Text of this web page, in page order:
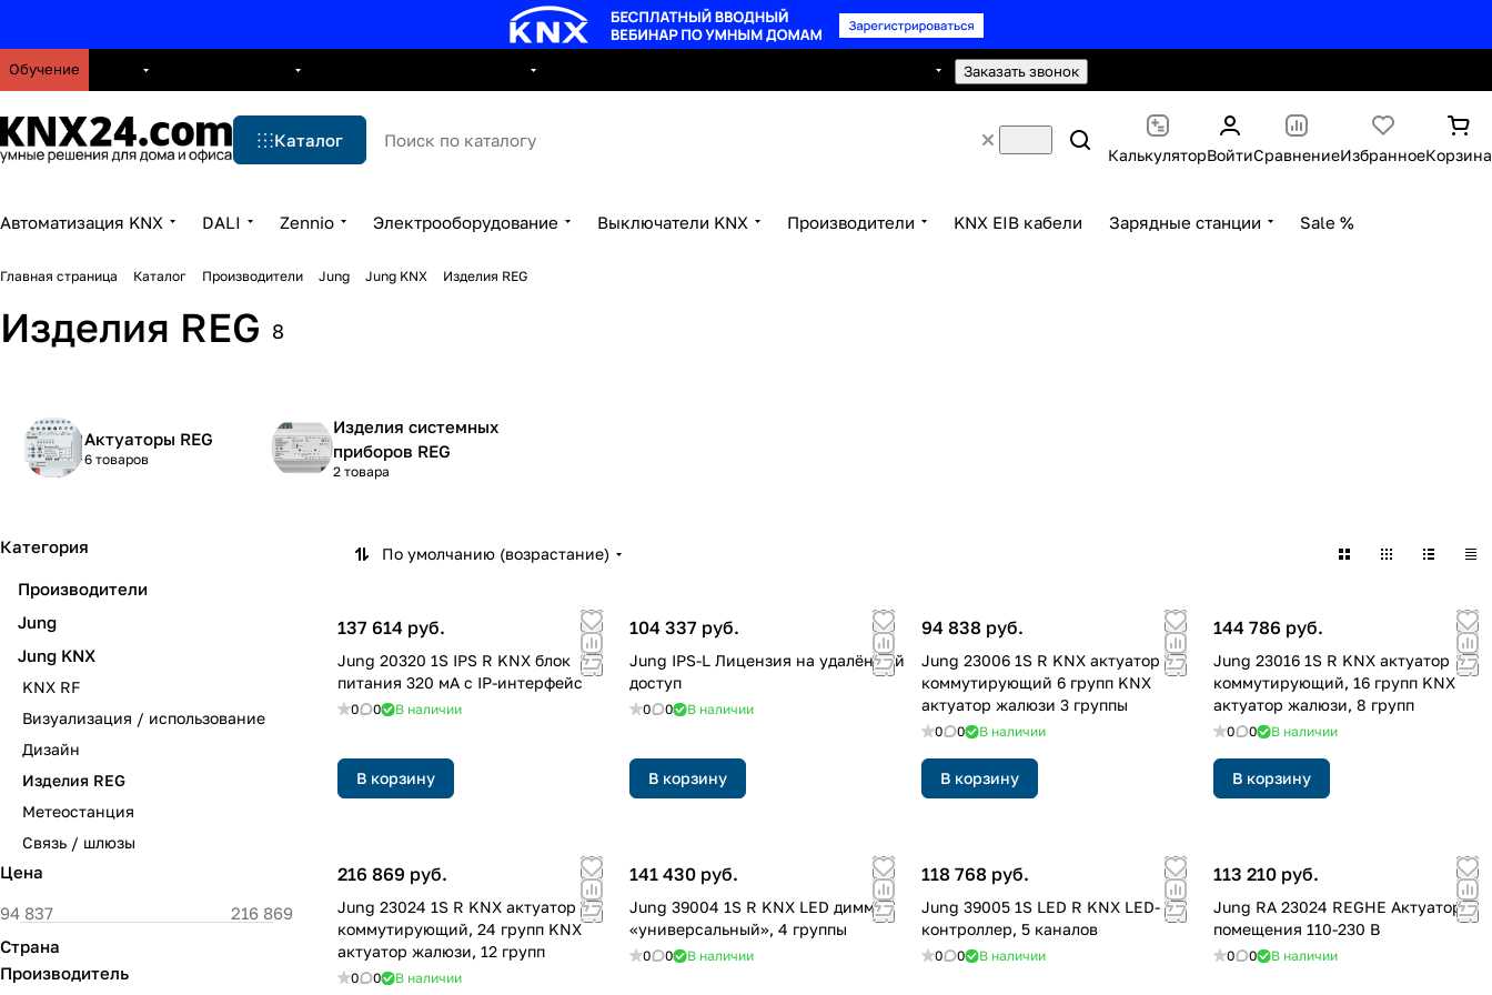
Обучение Заказать звонок
Каталог
КалькуляторВойтиСравнениеИзбранноеКорзина
Автоматизация KNX DALI Zennio Электрооборудование Выключатели KNX Производители KNX EIB кабели Зарядные станции Sale %
Главная страница Каталог Производители Jung Jung KNX Изделия REG
Изделия REG 8
Актуаторы REG
6 товаров
Изделия системных
приборов REG
2 товара
По умолчанию (возрастание)
137 614 руб.
Jung 20320 1S IPS R KNX блок
питания 320 мA с IP-интерфейс
0 0 В наличии
В корзину
104 337 руб.
Jung IPS-L Лицензия на удалённый
доступ
0 0 В наличии
В корзину
94 838 руб.
Jung 23006 1S R KNX актуатор
коммутирующий 6 групп KNX
актуатор жалюзи 3 группы
0 0 В наличии
В корзину
144 786 руб.
Jung 23016 1S R KNX актуатор
коммутирующий, 16 групп KNX
актуатор жалюзи, 8 групп
0 0 В наличии
В корзину
216 869 руб.
Jung 23024 1S R KNX актуатор
коммутирующий, 24 групп KNX
актуатор жалюзи, 12 групп
0 0 В наличии
141 430 руб.
Jung 39004 1S R KNX LED диммер
«универсальный», 4 группы
0 0 В наличии
118 768 руб.
Jung 39005 1S LED R KNX LED-
контроллер, 5 каналов
0 0 В наличии
113 210 руб.
Jung RA 23024 REGHE Актуатор
помещения 110-230 В
0 0 В наличии
Категория
Производители
Jung
Jung KNX
KNX RF
Визуализация / использование
Дизайн
Изделия REG
Метеостанция
Связь / шлюзы
Цена
Страна
Производитель